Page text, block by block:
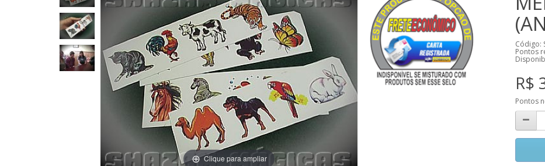
Clique para ampliar
Código:
Pontos
R$
Pontos